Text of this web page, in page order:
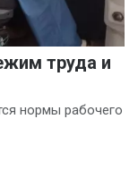
труда и
нормы рабочего